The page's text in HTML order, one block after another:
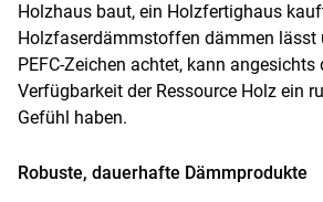
Holzhaus baut, ein Holzfertighaus
Holzfaserdämmstoffen dämmen lässt
PEFC-Zeichen achtet, kann
Verfügbarkeit der Ressource Holz ein
Gefühl haben.
Robuste, dauerhafte Dämmprodukte